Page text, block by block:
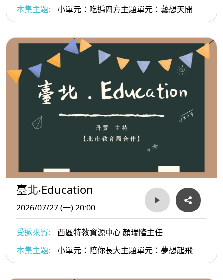
本集主題:
小單元：吃遍四方主題單元：藝想天開
臺北‧Education
2026/07/27 (一) 20:00
受邀來賓:
西區特教資源中心 顏瑞隆主任
本集主題:
小單元：陪你長大主題單元：夢想起飛